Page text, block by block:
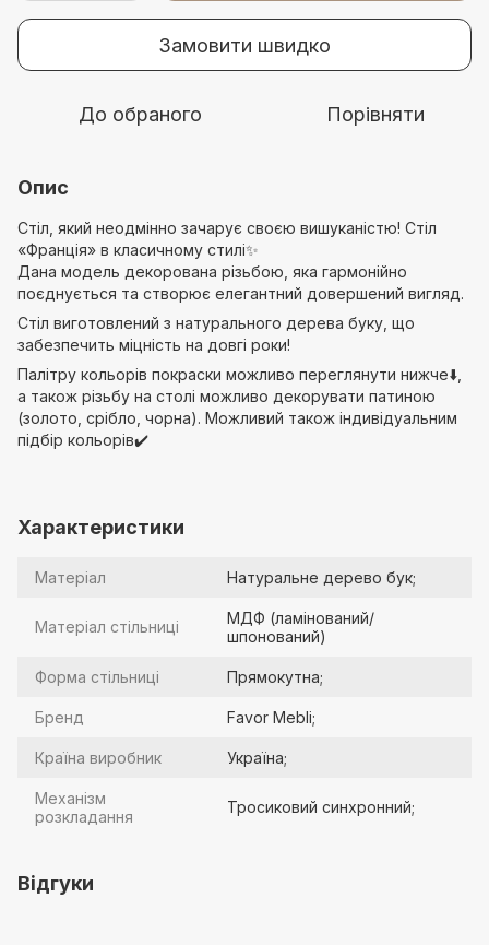
Замовити швидко
До обраного Порівняти
Опис
Стіл, який неодмінно зачарує своєю вишуканістю! Стіл
«Франція» в класичному стилі✨
Дана модель декорована різьбою, яка гармонійно
поєднується та створює елегантний довершений вигляд.
Стіл виготовлений з натурального дерева буку, що
забезпечить міцність на довгі роки!
Палітру кольорів покраски можливо переглянути нижче⬇️,
а також різьбу на столі можливо декорувати патиною
(золото, срібло, чорна). Можливий також індивідуальним
підбір кольорів✔️
Характеристики
Матеріал Натуральне дерево бук;
Матеріал стільниці
МДФ (ламінований/
шпонований)
Форма стільниці Прямокутна;
Бренд Favor Mebli;
Країна виробник Україна;
Механізм
розкладання
Тросиковий синхронний;
Відгуки